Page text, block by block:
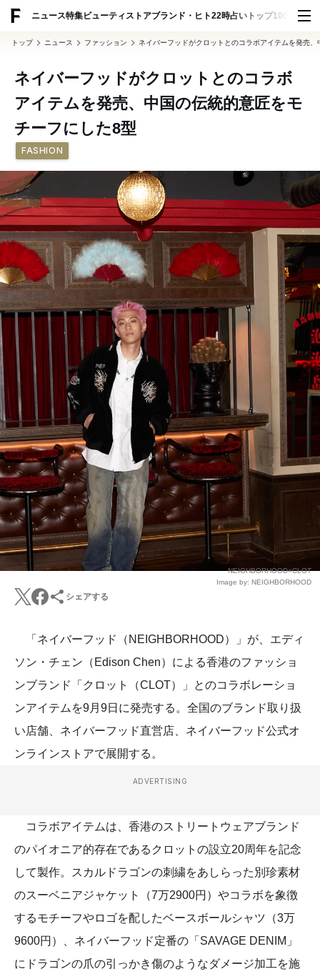
ニュース特集ビューティ ストアブランド・ヒト22時占い トップ100 スナッ
トップ ニュース ファッション ネイバーフッドがクロットとのコラボアイテムを発売
ネイバーフッドがクロットとのコラボ
アイテムを発売、中国の伝統的意匠をモ
チーフにした8型
FASHION
NEIGHBORHOOD×CLOT
Image by: NEIGHBORHOOD
シェアする
「ネイバーフッド（NEIGHBORHOOD）」が、エディ
ソン・チェン（Edison Chen）による香港のファッショ
ンブランド「クロット（CLOT）」とのコラボレーショ
ンアイテムを9月9日に発売する。全国のブランド取り扱
い店舗、ネイバーフッド直営店、ネイバーフッド公式オ
ンラインストアで展開する。
ADVERTISING
コラボアイテムは、香港のストリートウェアブランド
のパイオニア的存在であるクロットの設立20周年を記念
して製作。スカルドラゴンの刺繍をあしらった別珍素材
のスーベニアジャケット（7万2900円）やコラボを象徴
するモチーフやロゴを配したベースボールシャツ（3万
9600円）、ネイバーフッド定番の「SAVAGE DENIM」
にドラゴンの爪の引っかき傷のようなダメージ加工を施